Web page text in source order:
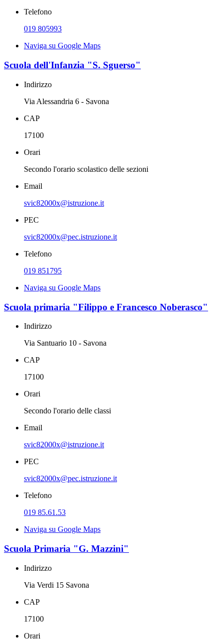
Telefono
019 805993
Naviga su Google Maps
Scuola dell'Infanzia "S. Sguerso"
Indirizzo
Via Alessandria 6 - Savona
CAP
17100
Orari
Secondo l'orario scolastico delle sezioni
Email
svic82000x@istruzione.it
PEC
svic82000x@pec.istruzione.it
Telefono
019 851795
Naviga su Google Maps
Scuola primaria "Filippo e Francesco Noberasco"
Indirizzo
Via Santuario 10 - Savona
CAP
17100
Orari
Secondo l'orario delle classi
Email
svic82000x@istruzione.it
PEC
svic82000x@pec.istruzione.it
Telefono
019 85.61.53
Naviga su Google Maps
Scuola Primaria "G. Mazzini"
Indirizzo
Via Verdi 15 Savona
CAP
17100
Orari